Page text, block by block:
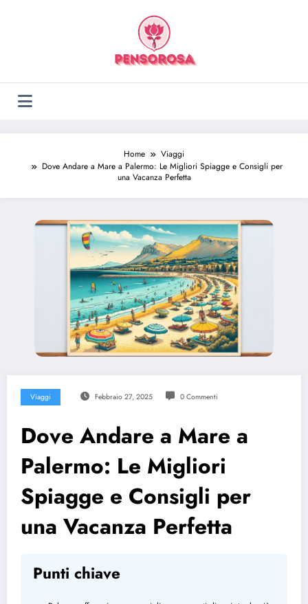
Home
Viaggi
Dove Andare a Mare a Palermo: Le Migliori Spiagge e Consigli per
una Vacanza Perfetta
Viaggi Febbraio 27, 2025 0 Commenti
Dove Andare a Mare a
Palermo: Le Migliori
Spiagge e Consigli per
una Vacanza Perfetta
Punti chiave